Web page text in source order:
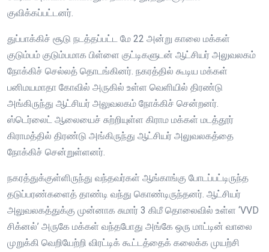
குவிக்கப்பட்டனர்.
துப்பாக்கிச் சூடு நடத்தப்பட்ட மே 22 அன்று காலை மக்கள்
குடும்பம் குடும்பமாக பிள்ளை குட்டிகளுடன் ஆட்சியர் அலுவலகம்
நோக்கிச் செல்லத் தொடங்கினர். நகரத்தில் கூடிய மக்கள்
பனிமயமாதா கோவில் அருகில் உள்ள வெளியில் திரண்டு
அங்கிருந்து ஆட்சியர் அலுவலகம் நோக்கிச் சென்றனர்.
ஸ்டெர்லைட் ஆலையைச் சுற்றியுள்ள கிராம மக்கள் மடத்தூர்
கிராமத்தில் திரண்டு அங்கிருந்து ஆட்சியர் அலுவலகத்தை
நோக்கிச் சென்றுள்ளனர்.
நகரத்துக்குள்ளிருந்து வந்தவர்கள் ஆங்காங்கு போடப்பட்டிருந்த
தடுப்பரண்களைத் தாண்டி வந்து கொண்டிருந்தனர். ஆட்சியர்
அலுவலகத்துக்கு முன்னாக சுமார் 3 கிமீ தொலைவில் உள்ள ‘VVD
சிக்னல்’ அருகே மக்கள் வந்தபோது அங்கே ஒரு மாட்டின் வாலை
முறுக்கி வெறியேற்றி விரட்டிக் கூட்டத்தைக் கலைக்க முயற்சி